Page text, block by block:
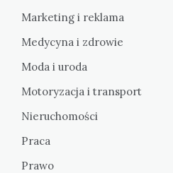
Marketing i reklama
Medycyna i zdrowie
Moda i uroda
Motoryzacja i transport
Nieruchomości
Praca
Prawo